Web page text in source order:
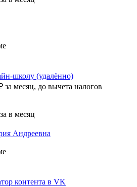
школу (удалённо)
за месяц, до вычета налогов
в месяц
Андреевна
контента в VK